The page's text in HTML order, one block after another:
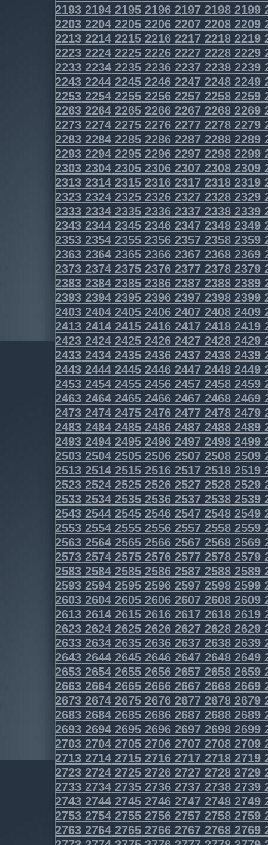
2193 2194 2195 2196 2197 2198 2199
2203 2204 2205 2206 2207 2208 2209
2213 2214 2215 2216 2217 2218 2219
2223 2224 2225 2226 2227 2228 2229
2233 2234 2235 2236 2237 2238 2239
2243 2244 2245 2246 2247 2248 2249
2253 2254 2255 2256 2257 2258 2259
2263 2264 2265 2266 2267 2268 2269
2273 2274 2275 2276 2277 2278 2279
2283 2284 2285 2286 2287 2288 2289
2293 2294 2295 2296 2297 2298 2299
2303 2304 2305 2306 2307 2308 2309
2313 2314 2315 2316 2317 2318 2319
2323 2324 2325 2326 2327 2328 2329
2333 2334 2335 2336 2337 2338 2339
2343 2344 2345 2346 2347 2348 2349
2353 2354 2355 2356 2357 2358 2359
2363 2364 2365 2366 2367 2368 2369
2373 2374 2375 2376 2377 2378 2379
2383 2384 2385 2386 2387 2388 2389
2393 2394 2395 2396 2397 2398 2399
2403 2404 2405 2406 2407 2408 2409
2413 2414 2415 2416 2417 2418 2419
2423 2424 2425 2426 2427 2428 2429
2433 2434 2435 2436 2437 2438 2439
2443 2444 2445 2446 2447 2448 2449
2453 2454 2455 2456 2457 2458 2459
2463 2464 2465 2466 2467 2468 2469
2473 2474 2475 2476 2477 2478 2479
2483 2484 2485 2486 2487 2488 2489
2493 2494 2495 2496 2497 2498 2499
2503 2504 2505 2506 2507 2508 2509
2513 2514 2515 2516 2517 2518 2519
2523 2524 2525 2526 2527 2528 2529
2533 2534 2535 2536 2537 2538 2539
2543 2544 2545 2546 2547 2548 2549
2553 2554 2555 2556 2557 2558 2559
2563 2564 2565 2566 2567 2568 2569
2573 2574 2575 2576 2577 2578 2579
2583 2584 2585 2586 2587 2588 2589
2593 2594 2595 2596 2597 2598 2599
2603 2604 2605 2606 2607 2608 2609
2613 2614 2615 2616 2617 2618 2619
2623 2624 2625 2626 2627 2628 2629
2633 2634 2635 2636 2637 2638 2639
2643 2644 2645 2646 2647 2648 2649
2653 2654 2655 2656 2657 2658 2659
2663 2664 2665 2666 2667 2668 2669
2673 2674 2675 2676 2677 2678 2679
2683 2684 2685 2686 2687 2688 2689
2693 2694 2695 2696 2697 2698 2699
2703 2704 2705 2706 2707 2708 2709
2713 2714 2715 2716 2717 2718 2719
2723 2724 2725 2726 2727 2728 2729
2733 2734 2735 2736 2737 2738 2739
2743 2744 2745 2746 2747 2748 2749
2753 2754 2755 2756 2757 2758 2759
2763 2764 2765 2766 2767 2768 2769